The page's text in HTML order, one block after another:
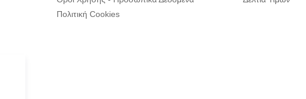
Πολιτική Cookies